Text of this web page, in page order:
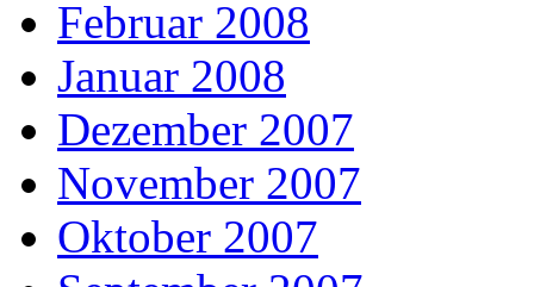
Februar 2008
Januar 2008
Dezember 2007
November 2007
Oktober 2007